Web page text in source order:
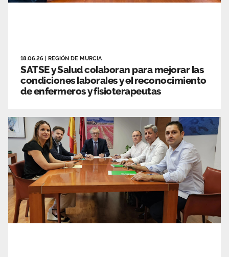
18.06.26 REGIÓN DE MURCIA
SATSE y Salud colaboran para mejorar las
condiciones laborales y el reconocimiento
de enfermeros y fisioterapeutas